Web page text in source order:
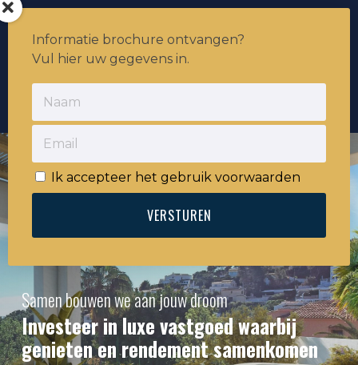
Samen bouwen we aan jouw droom
Investeer in luxe vastgoed waarbij
genieten en rendement samenkomen
Informatie brochure ontvangen?
Vul hier uw gegevens in.
Ik accepteer het gebruik voorwaarden